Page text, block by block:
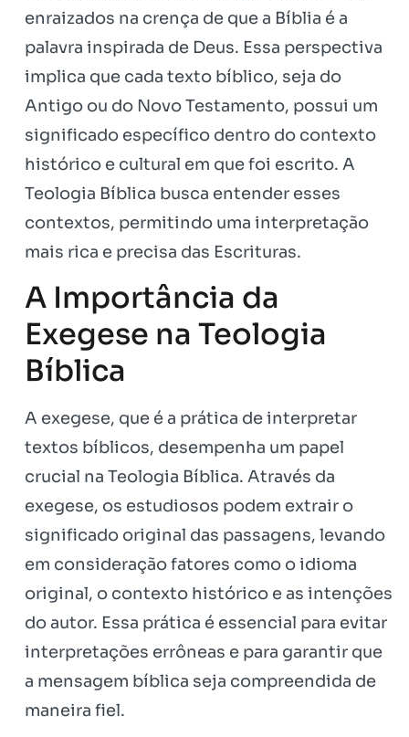
enraizados na crença de que a Bíblia é a
palavra inspirada de Deus. Essa perspectiva
implica que cada texto bíblico, seja do
Antigo ou do Novo Testamento, possui um
significado específico dentro do contexto
histórico e cultural em que foi escrito. A
Teologia Bíblica busca entender esses
contextos, permitindo uma interpretação
mais rica e precisa das Escrituras.
A Importância da
Exegese na Teologia
Bíblica
A exegese, que é a prática de interpretar
textos bíblicos, desempenha um papel
crucial na Teologia Bíblica. Através da
exegese, os estudiosos podem extrair o
significado original das passagens, levando
em consideração fatores como o idioma
original, o contexto histórico e as intenções
do autor. Essa prática é essencial para evitar
interpretações errôneas e para garantir que
a mensagem bíblica seja compreendida de
maneira fiel.